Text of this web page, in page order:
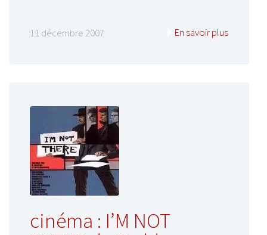
11 décembre 2007 En savoir plus
cinéma : I’M NOT